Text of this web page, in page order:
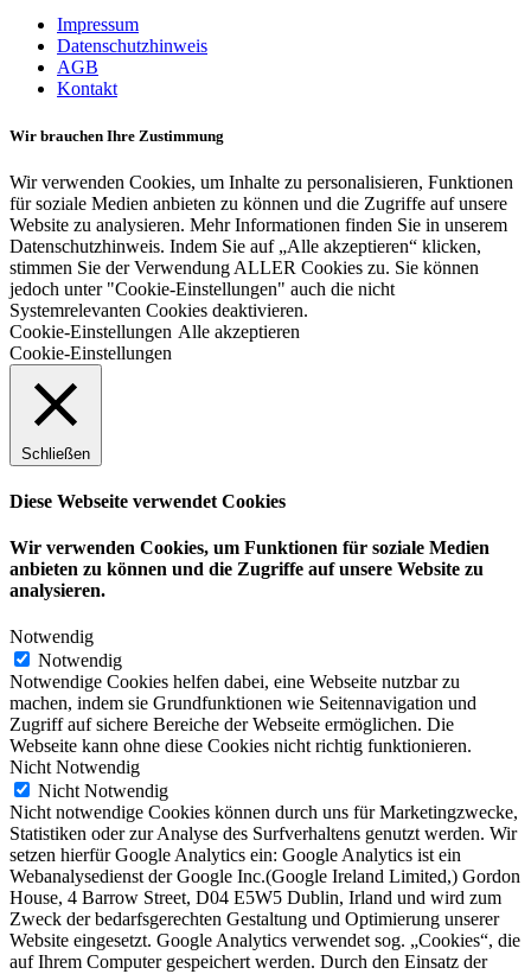
Impressum
Datenschutzhinweis
AGB
Kontakt
Wir brauchen Ihre Zustimmung
Wir verwenden Cookies, um Inhalte zu personalisieren, Funktionen
für soziale Medien anbieten zu können und die Zugriffe auf unsere
Website zu analysieren. Mehr Informationen finden Sie in unserem
Datenschutzhinweis. Indem Sie auf „Alle akzeptieren“ klicken,
stimmen Sie der Verwendung ALLER Cookies zu. Sie können
jedoch unter "Cookie-Einstellungen" auch die nicht
Systemrelevanten Cookies deaktivieren.
Cookie-Einstellungen Alle akzeptieren
Cookie-Einstellungen
Schließen
Diese Webseite verwendet Cookies
Wir verwenden Cookies, um Funktionen für soziale Medien
anbieten zu können und die Zugriffe auf unsere Website zu
analysieren.
Notwendig
Notwendig
Notwendige Cookies helfen dabei, eine Webseite nutzbar zu
machen, indem sie Grundfunktionen wie Seitennavigation und
Zugriff auf sichere Bereiche der Webseite ermöglichen. Die
Webseite kann ohne diese Cookies nicht richtig funktionieren.
Nicht Notwendig
Nicht Notwendig
Nicht notwendige Cookies können durch uns für Marketingzwecke,
Statistiken oder zur Analyse des Surfverhaltens genutzt werden. Wir
setzen hierfür Google Analytics ein: Google Analytics ist ein
Webanalysedienst der Google Inc.(Google Ireland Limited,) Gordon
House, 4 Barrow Street, D04 E5W5 Dublin, Irland und wird zum
Zweck der bedarfsgerechten Gestaltung und Optimierung unserer
Website eingesetzt. Google Analytics verwendet sog. „Cookies“, die
auf Ihrem Computer gespeichert werden. Durch den Einsatz der